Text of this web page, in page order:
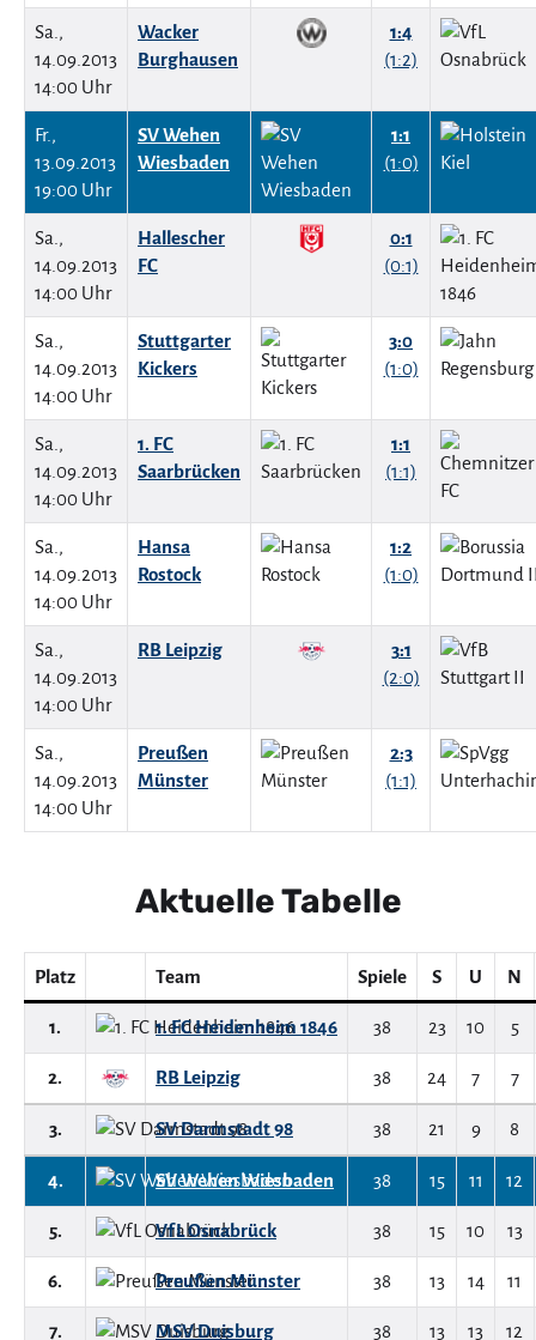
Sa.,
14.09.2013
14:00 Uhr
Wacker
Burghausen
1:4
(1:2)
Fr.,
13.09.2013
19:00 Uhr
SV Wehen
Wiesbaden
1:1
(1:0)
Sa.,
14.09.2013
14:00 Uhr
Hallescher
FC
0:1
(0:1)
Sa.,
14.09.2013
14:00 Uhr
Stuttgarter
Kickers
3:0
(1:0)
Sa.,
14.09.2013
14:00 Uhr
1. FC
Saarbrücken
1:1
(1:1)
Sa.,
14.09.2013
14:00 Uhr
Hansa
Rostock
1:2
(1:0)
Sa.,
14.09.2013
14:00 Uhr
RB Leipzig
3:1
(2:0)
Sa.,
14.09.2013
14:00 Uhr
Preußen
Münster
2:3
(1:1)
Aktuelle Tabelle
Platz Team Spiele S U N
1. 1. FC Heidenheim 1846 38 23 10 5
2. RB Leipzig 38 24 7 7
3. SV Darmstadt 98 38 21 9 8
4. SV Wehen Wiesbaden 38 15 11 12
5. VfL Osnabrück 38 15 10 13
6. Preußen Münster 38 13 14 11
7. MSV Duisburg 38 13 13 12